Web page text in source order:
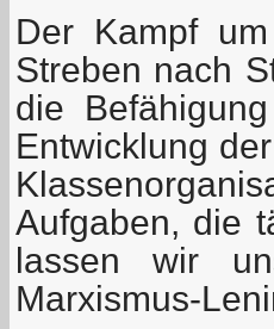
Der Kampf
Streben nach
die
Entwicklung
Aufgaben, die
lassen wir
Marxismus-